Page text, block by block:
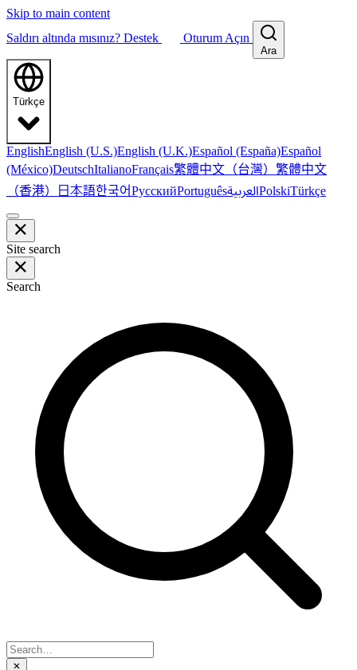
Skip to main content
Saldırı altında mısınız? Destek Oturum Açın
Ara
Türkçe
EnglishEnglish (U.S.)English (U.K.)Español (España)Español
(México)DeutschItalianoFrançais繁體中文（台灣） 繁體中文
（香港） 日本語한국어РусскийPortuguêsالعربيةPolskiTürkçe
Site search
Search